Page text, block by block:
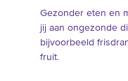
Gezonder eten en
jij aan ongezonde
bijvoorbeeld
fruit.